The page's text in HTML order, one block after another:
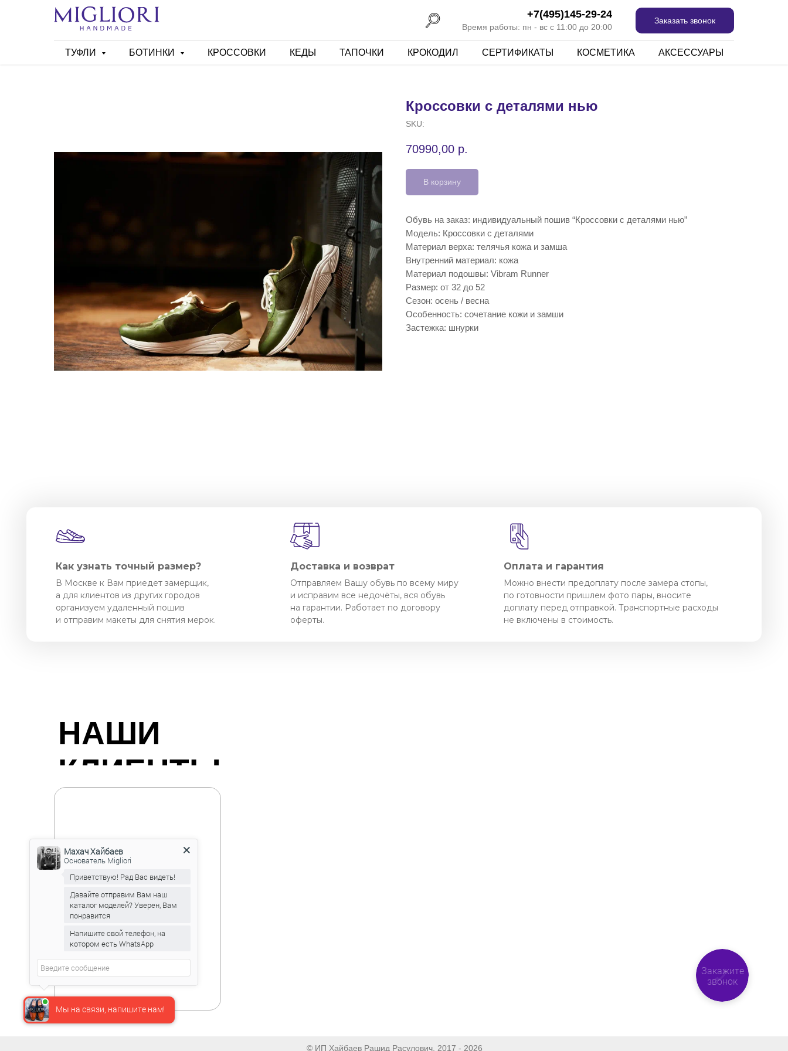
+7(495)145-29-24
Время работы: пн - вс с 11:00 до 20:00
Заказать звонок
ТУФЛИ БОТИНКИ КРОССОВКИ КЕДЫ ТАПОЧКИ КРОКОДИЛ СЕРТИФИКАТЫ КОСМЕТИКА АКСЕССУАРЫ
Кроссовки с деталями нью
SKU:
70990,00 р.
В корзину
Обувь на заказ: индивидуальный пошив “Кроссовки с деталями нью”
Модель: Кроссовки с деталями
Материал верха: телячья кожа и замша
Внутренний материал: кожа
Материал подошвы: Vibram Runner
Размер: от 32 до 52
Сезон: осень / весна
Особенность: сочетание кожи и замши
Застежка: шнурки
Доставка и возврат
В Москве к Вам приедет замерщик,
а для клиентов из других городов
организуем удаленный пошив
и отправим макеты для снятия мерок.
Как узнать точный размер?
Отправляем Вашу обувь по всему миру
и исправим все недочёты, вся обувь
на гарантии. Работает по договору
оферты.
Оплата и гарантия
Можно внести предоплату после замера стопы,
по готовности пришлем фото пары, вносите
доплату перед отправкой. Транспортные расходы
не включены в стоимость.
НАШИ
КЛИЕНТЫ
© ИП Хайбаев Рашид Расулович, 2017 - 2026
Закажите
звонок
Мы на связи, напишите нам!
Махач Хайбаев
Основатель Migliori
Приветствую! Рад Вас видеть!
Давайте отправим Вам наш
каталог моделей? Уверен, Вам
понравится
Напишите свой телефон, на
котором есть WhatsApp